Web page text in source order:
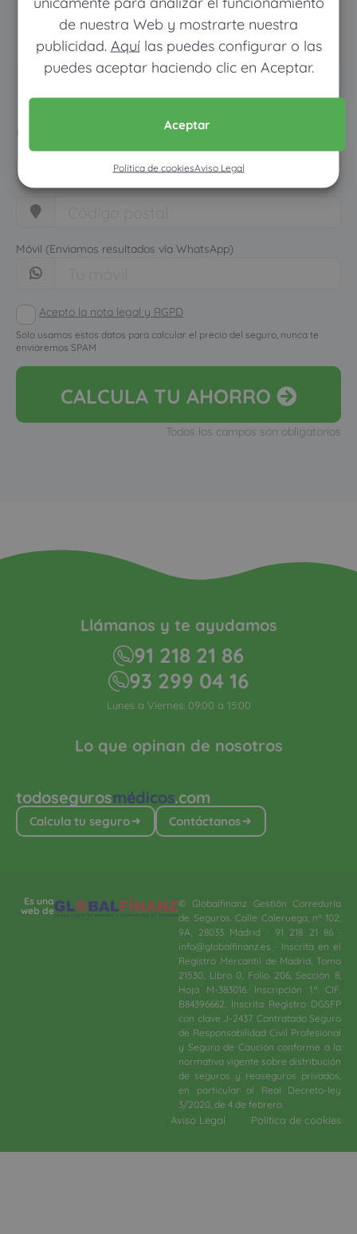
de nuestra Web y mostrarte nuestra
publicidad. Aquílas puedes configurar o las
puedes aceptar haciendo clic en Aceptar.
Aceptar
Política de cookiesAviso Legal
Pon tus datos y descubre
cuánto dinero ahorrarías
Móvil (Enviamos resultados vía WhatsApp)
Acepto la nota legal y RGPD
Solo usamos estos datos para calcular el precio del seguro, nunca te
enviaremos SPAM
CALCULA TU AHORRO
Todos los campos son obligatorios
todosegurosmédicos.com
Calcula tu seguro Contáctanos
Lo que opinan de nosotros
Llámanos y te ayudamos
91 218 21 86
93 299 04 16
Lunes a Viernes: 09:00 a 15:00
Es una
web de
© Globalfinanz Gestión Correduría
de Seguros. Calle Caleruega, nº 102,
9A, 28033 Madrid · 91 218 21 86 ·
info@globalfinanz.es · Inscrita en el
Registro Mercantil de Madrid, Tomo
21530, Libro 0, Folio 206, Sección 8,
Hoja M-383016. Inscripción 1.ª. CIF.
B84396662. Inscrita Registro DGSFP
con clave J-2437. Contratado Seguro
de Responsabilidad Civil Profesional
y Seguro de Caución conforme a la
normativa vigente sobre distribución
de seguros y reaseguros privados,
en particular al Real Decreto-ley
3/2020, de 4 de febrero.​
Aviso Legal Política de cookies